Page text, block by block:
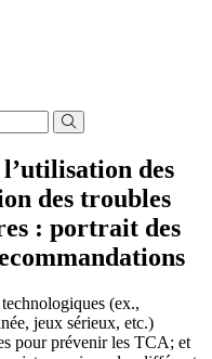
des
des troubles
: portrait des
(ex.,
jeux sérieux, etc.)
pour prévenir les TCA; et